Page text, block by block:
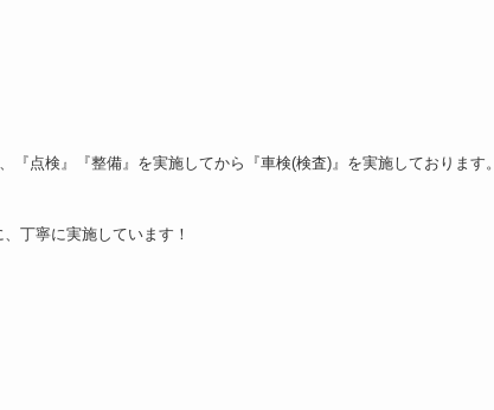
点検』『整備』を実施してから『車検(検査)』を実施しております。
丁寧に実施しています！